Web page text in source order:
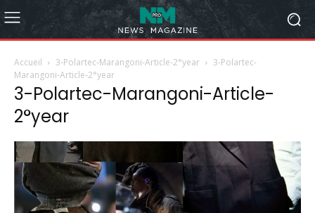
Accueil 3-Polartec-Marangoni-Article-2°year
3-Polartec-
Marangoni-Article-2°year
3-Polartec-Marangoni-Article-
2°year